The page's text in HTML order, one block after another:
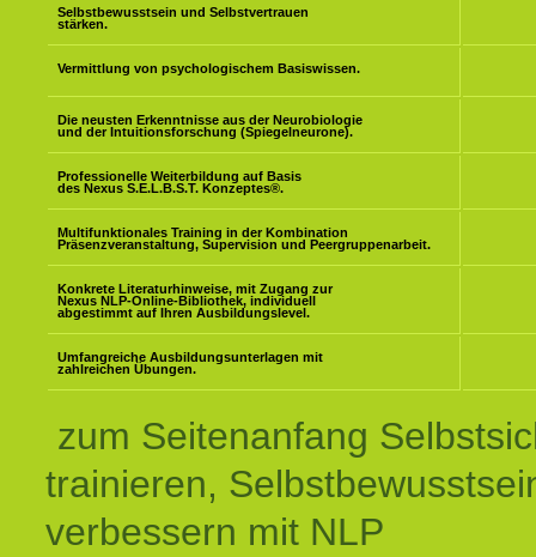
Selbstbewusstsein und Selbstvertrauen
stärken.
Vermittlung von psychologischem Basiswissen.
Die neusten Erkenntnisse aus der Neurobiologie
und der Intuitionsforschung (Spiegelneurone).
Professionelle Weiterbildung auf Basis
des Nexus S.E.L.B.S.T. Konzeptes®.
Multifunktionales Training in der Kombination
Präsenzveranstaltung, Supervision und Peergruppenarbeit.
Konkrete Literaturhinweise, mit Zugang zur
Nexus NLP-Online-Bibliothek, individuell
abgestimmt auf Ihren Ausbildungslevel.
Umfangreiche Ausbildungsunterlagen mit
zahlreichen Übungen.
zum Seitenanfang
trainieren,
verbessern mit NLP